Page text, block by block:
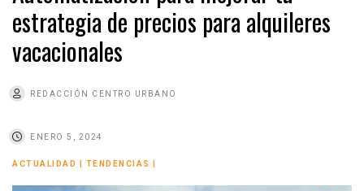
estrategia de precios para alquileres
vacacionales
REDACCIÓN CENTRO URBANO
ENERO 5, 2024
ACTUALIDAD TENDENCIAS